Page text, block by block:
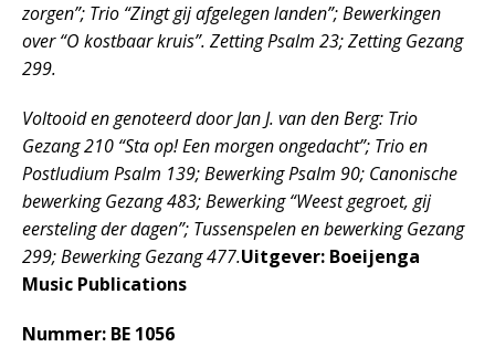
zorgen”; Trio “Zingt gij afgelegen landen”; Bewerkingen
over “O kostbaar kruis”. Zetting Psalm 23; Zetting Gezang
299.
Voltooid en genoteerd door Jan J. van den Berg: Trio
Gezang 210 “Sta op! Een morgen ongedacht”; Trio en
Postludium Psalm 139; Bewerking Psalm 90; Canonische
bewerking Gezang 483; Bewerking “Weest gegroet, gij
eersteling der dagen”; Tussenspelen en bewerking Gezang
299; Bewerking Gezang 477.Uitgever: Boeijenga
Music Publications
Nummer: BE 1056